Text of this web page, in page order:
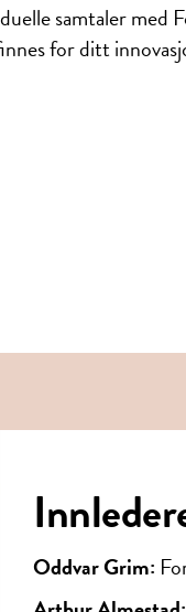
samtaler med
for ditt
Oddvar Grim: